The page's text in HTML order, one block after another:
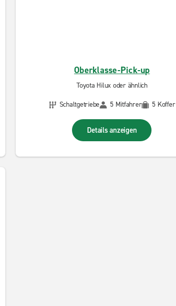
Oberklasse-Pick-up
Toyota Hilux oder ähnlich
Schaltgetriebe
5 Mitfahrer 5 Koffer
Details anzeigen